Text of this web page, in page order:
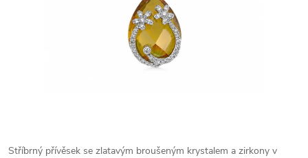
Stříbrný přívěsek se zlatavým broušeným krystalem a zirkony v